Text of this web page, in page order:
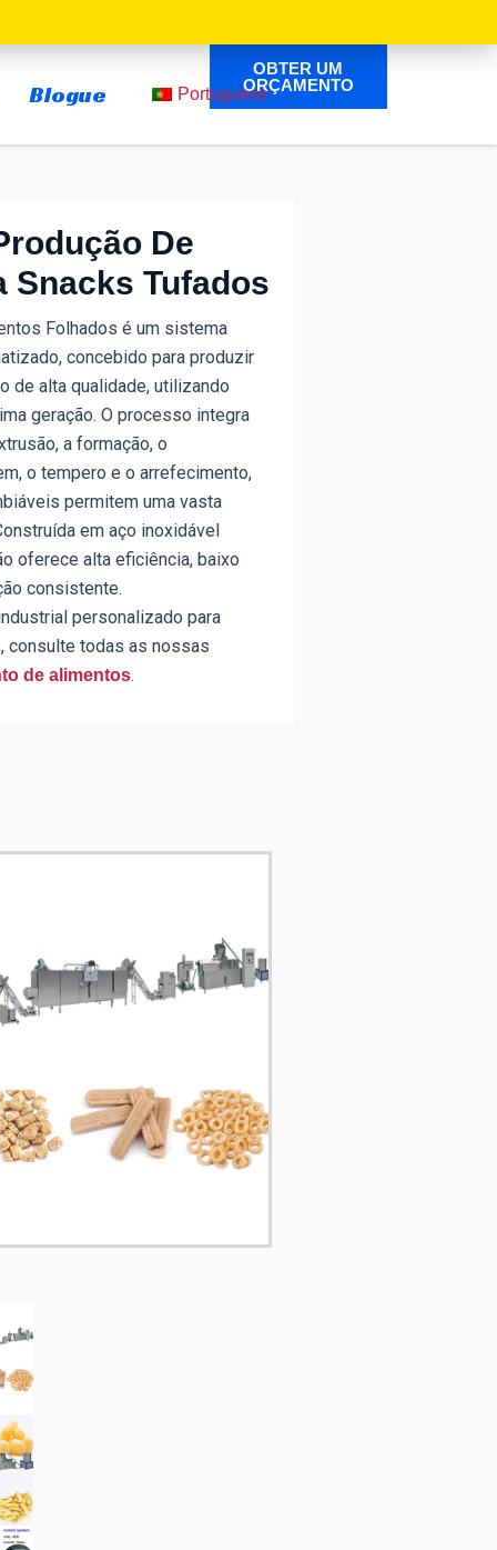
Blogue Portuguese
OBTER UM
ORÇAMENTO
De
Snacks Tufados
Folhados é um sistema
concebido para produzir
de alta qualidade, utilizando
geração. O processo integra
a formação, o
o tempero e o arrefecimento,
permitem uma vasta
em aço inoxidável
oferece alta eficiência, baixo
consistente.
personalizado para
consulte todas as nossas
de alimentos.